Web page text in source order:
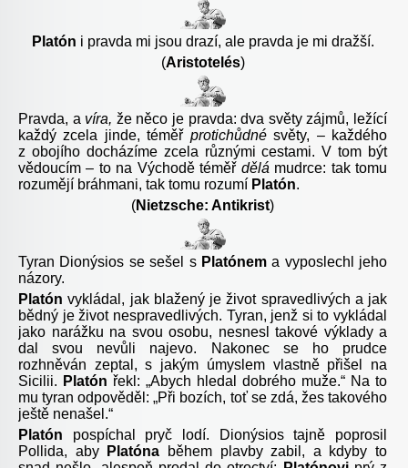
Platón i pravda mi jsou drazí, ale pravda je mi dražší.
(Aristotelés)
Pravda, a víra, že něco je pravda: dva světy zájmů, ležící
každý zcela jinde, téměř protichůdnésvěty, – každého
z obojího docházíme zcela různými cestami. V tom být
vědoucím – to na Východě téměř dělá mudrce: tak tomu
rozumějí bráhmani, tak tomu rozumí Platón.
(Nietzsche: Antikrist)
Tyran Dionýsios se sešel s Platónema vyposlechl jeho
názory.
Platón vykládal, jak blažený je život spravedlivých a jak
bědný je život nespravedlivých. Tyran, jenž si to vykládal
jako narážku na svou osobu, nesnesl takové výklady a
dal svou nevůli najevo. Nakonec se ho prudce
rozhněván zeptal, s jakým úmyslem vlastně přišel na
Sicilii. Platón řekl: „Abych hledal dobrého muže.“ Na to
mu tyran odpověděl: „Při bozích, toť se zdá, žes takového
ještě nenašel.“
Platón pospíchal pryč lodí. Dionýsios tajně poprosil
Pollida, aby
Platóna během plavby zabil, a kdyby to